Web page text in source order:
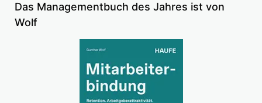
Das Managementbuch des Jahres ist von
Wolf